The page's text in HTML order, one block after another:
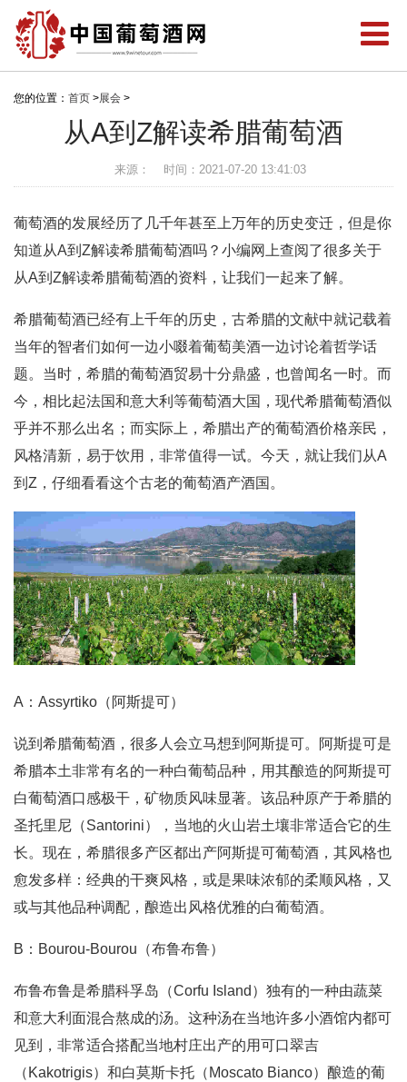
您的位置： 首页 >展会 >
从A到Z解读希腊葡萄酒
来源： 时间：2021-07-20 13:41:03
葡萄酒的发展经历了几千年甚至上万年的历史变迁，但是你
知道从A到Z解读希腊葡萄酒吗？小编网上查阅了很多关于
从A到Z解读希腊葡萄酒的资料，让我们一起来了解。
希腊葡萄酒已经有上千年的历史，古希腊的文献中就记载着
当年的智者们如何一边小啜着葡萄美酒一边讨论着哲学话
题。当时，希腊的葡萄酒贸易十分鼎盛，也曾闻名一时。而
今，相比起法国和意大利等葡萄酒大国，现代希腊葡萄酒似
乎并不那么出名；而实际上，希腊出产的葡萄酒价格亲民，
风格清新，易于饮用，非常值得一试。今天，就让我们从A
到Z，仔细看看这个古老的葡萄酒产酒国。
A：Assyrtiko（阿斯提可）
说到希腊葡萄酒，很多人会立马想到阿斯提可。阿斯提可是
希腊本土非常有名的一种白葡萄品种，用其酿造的阿斯提可
白葡萄酒口感极干，矿物质风味显著。该品种原产于希腊的
圣托里尼（Santorini），当地的火山岩土壤非常适合它的生
长。现在，希腊很多产区都出产阿斯提可葡萄酒，其风格也
愈发多样：经典的干爽风格，或是果味浓郁的柔顺风格，又
或与其他品种调配，酿造出风格优雅的白葡萄酒。
B：Bourou-Bourou（布鲁布鲁）
布鲁布鲁是希腊科孚岛（Corfu Island）独有的一种由蔬菜
和意大利面混合熬成的汤。这种汤在当地许多小酒馆内都可
见到，非常适合搭配当地村庄出产的用可口翠吉
（Kakotrigis）和白莫斯卡托（Moscato Bianco）酿造的葡